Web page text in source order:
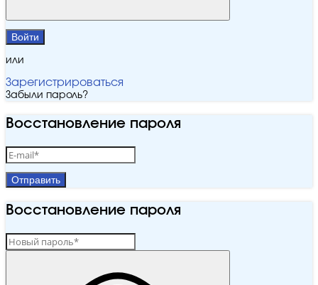
Войти
или
Зарегистрироваться
Забыли пароль?
Восстановление пароля
Отправить
Восстановление пароля